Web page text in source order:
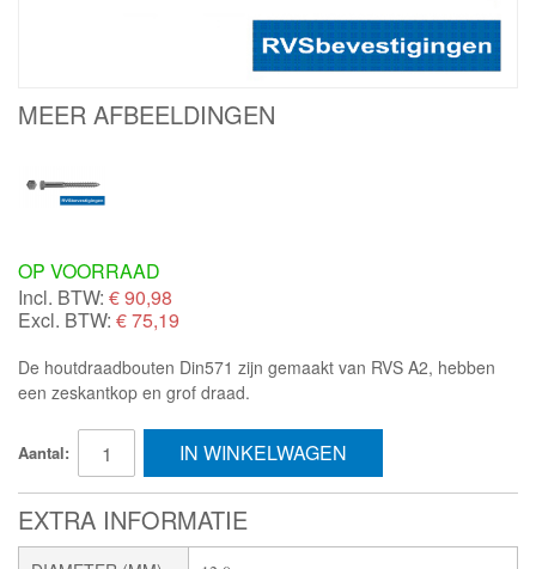
MEER AFBEELDINGEN
OP VOORRAAD
Incl. BTW: €90,98
Excl. BTW: € 75,19
De houtdraadbouten Din571 zijn gemaakt van RVS A2, hebben
een zeskantkop en grof draad.
Aantal: IN WINKELWAGEN
EXTRA INFORMATIE